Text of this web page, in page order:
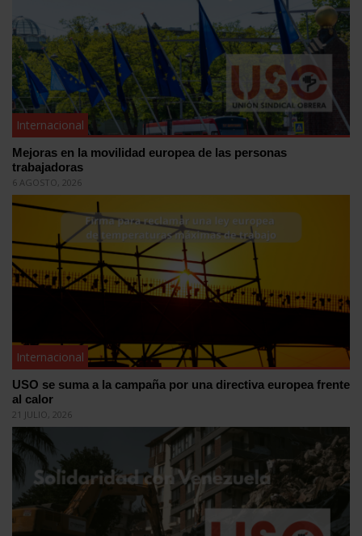
Internacional
Mejoras en la movilidad europea de las personas
trabajadoras
6 AGOSTO, 2026
Internacional
USO se suma a la campaña por una directiva europea frente
al calor
21 JULIO, 2026